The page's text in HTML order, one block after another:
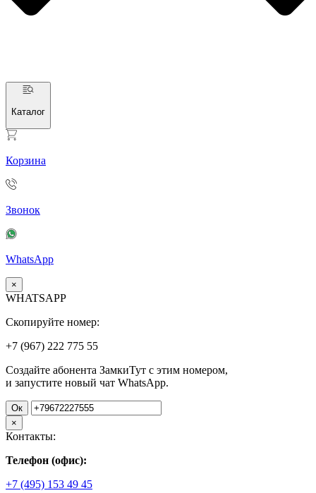
Каталог
Корзина
Звонок
WhatsApp
×
WHATSAPP
Скопируйте номер:
+7 (967) 222 775 55
Создайте абонента ЗамкиТут с этим номером,
и запустите новый чат WhatsApp.
Ок
×
Контакты:
Телефон (офис):
+7 (495) 153 49 45